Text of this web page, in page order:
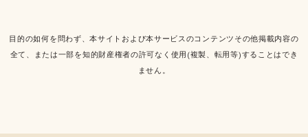
目的の如何を問わず、本サイトおよび本サービスのコンテンツその他掲載内容の
全て、または一部を知的財産権者の許可なく使用(複製、転用等)することはでき
ません。